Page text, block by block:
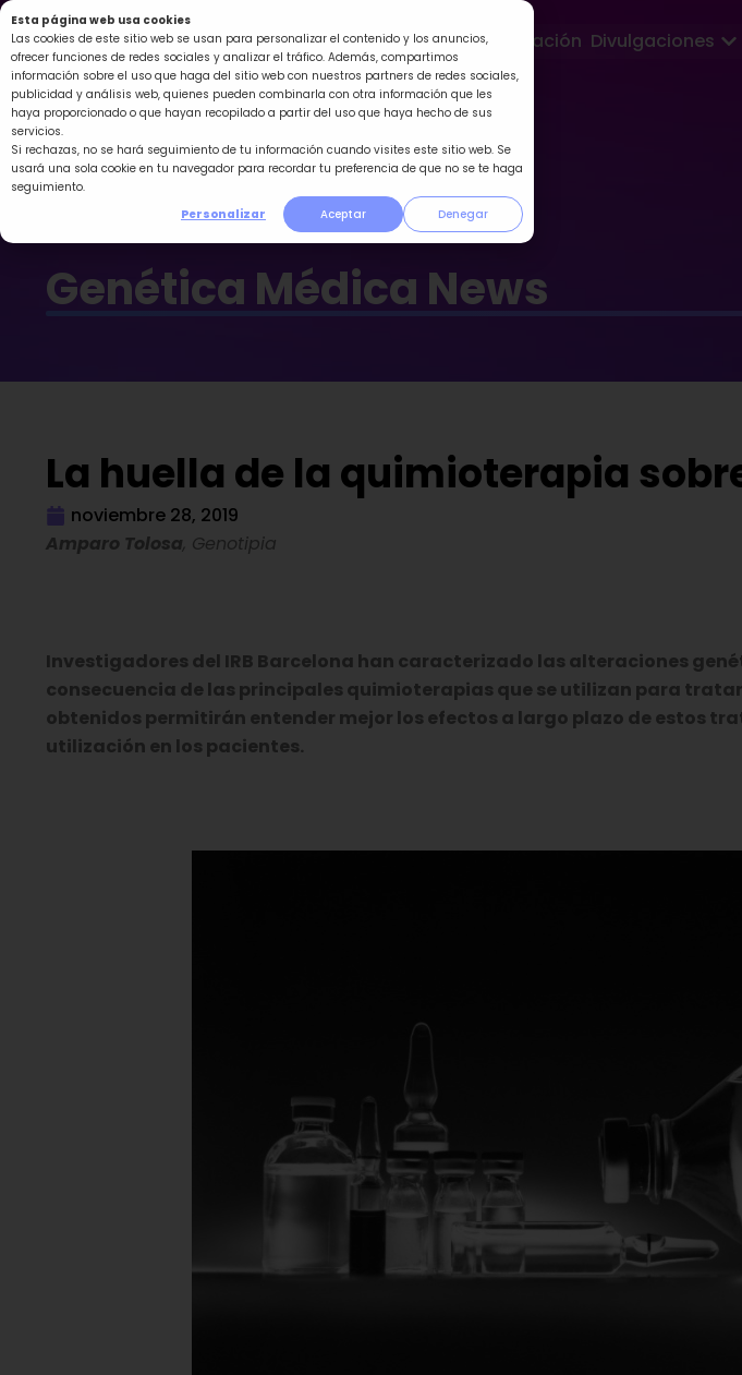
Esta página web usa cookies
Las cookies de este sitio web se usan para personalizar el contenido y los anuncios,
ofrecer funciones de redes sociales y analizar el tráfico. Además, compartimos
información sobre el uso que haga del sitio web con nuestros partners de redes sociales,
publicidad y análisis web, quienes pueden combinarla con otra información que les
haya proporcionado o que hayan recopilado a partir del uso que haya hecho de sus
servicios.
Si rechazas, no se hará seguimiento de tu información cuando visites este sitio web. Se
usará una sola cookie en tu navegador para recordar tu preferencia de que no se te haga
seguimiento.
Personalizar
Aceptar Denegar
Ir
al
contenido
Formación Divulgaciones
Genética Médica News
La huella de la quimioterapia
noviembre 28, 2019
Amparo Tolosa, Genotipia
Investigadores del IRB Barcelona han caracterizado las alteraciones
consecuencia de las principales quimioterapias que se utilizan para
obtenidos permitirán entender mejor los efectos a largo plazo de estos
utilización en los pacientes.